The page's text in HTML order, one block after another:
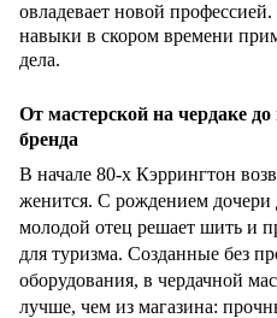
овладевает новой
навыки в скором времени
дела.
От мастерской на чердаке до
бренда
В начале 80-х Кэррингтон
женится. С рождением дочери
молодой отец решает шить и
для туризма. Созданные без
оборудования, в чердачной
лучше, чем из магазина: